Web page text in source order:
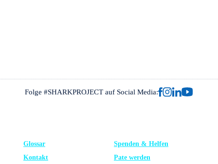
Folge #SHARKPROJECT auf Social Media:
Glossar
Kontakt
Spenden & Helfen
Pate werden